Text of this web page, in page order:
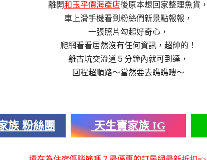
離開和玉平價海產店後原本想回家整理魚貨，
車上滑手機看到粉絲們新景點報報，
一張照片勾起好奇心，
爬網看看居然沒有任何資訊，超帥的！
離古坑交流道５分鐘內就可到達，
回程超順路～當然要去瞧瞧嘍～
族 粉絲團 天生寶家族 IG